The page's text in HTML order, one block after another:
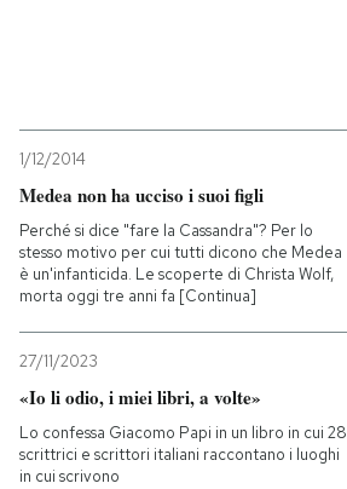
1/12/2014
Medea non ha ucciso i suoi figli
Perché si dice "fare la Cassandra"? Per lo
stesso motivo per cui tutti dicono che Medea
è un'infanticida. Le scoperte di Christa Wolf,
morta oggi tre anni fa [Continua]
27/11/2023
«Io li odio, i miei libri, a volte»
Lo confessa Giacomo Papi in un libro in cui 28
scrittrici e scrittori italiani raccontano i luoghi
in cui scrivono